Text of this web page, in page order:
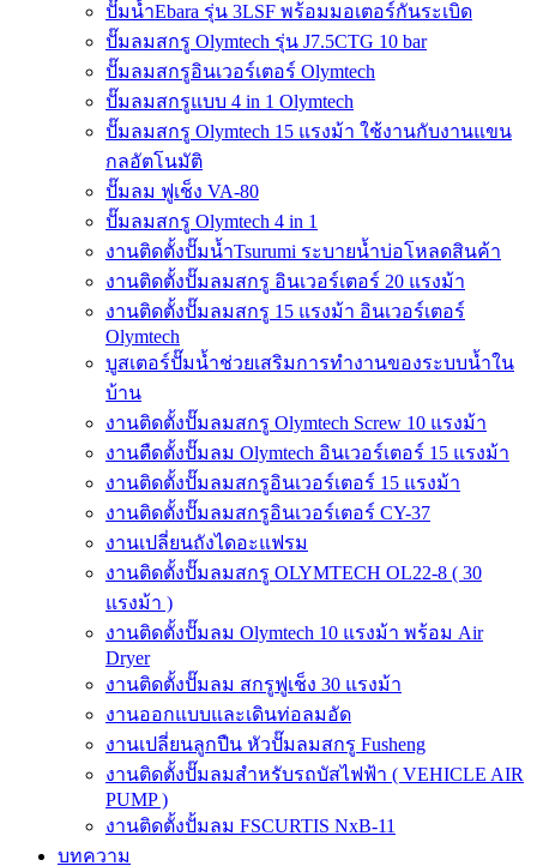
ปั๊มน้ำEbara รุ่น 3LSF พร้อมมอเตอร์กันระเบิด
ปั๊มลมสกรู Olymtech รุ่น J7.5CTG 10 bar
ปั๊มลมสกรูอินเวอร์เตอร์ Olymtech
ปั๊มลมสกรูแบบ 4 in 1 Olymtech
ปั๊มลมสกรู Olymtech 15 แรงม้า ใช้งานกับงานแขน
กลอัตโนมัติ
ปั๊มลม ฟูเช็ง VA-80
ปั๊มลมสกรู Olymtech 4 in 1
งานติดตั้งปั๊มน้ำTsurumi ระบายน้ำบ่อโหลดสินค้า
งานติดตั้งปั๊มลมสกรู อินเวอร์เตอร์ 20 แรงม้า
งานติดตั้งปั๊มลมสกรู 15 แรงม้า อินเวอร์เตอร์
Olymtech
บูสเตอร์ปั๊มน้ำช่วยเสริมการทำงานของระบบน้ำใน
บ้าน
งานติดตั้งปั๊มลมสกรู Olymtech Screw 10 แรงม้า
งานตืดตั้งปั๊มลม Olymtech อินเวอร์เตอร์ 15 แรงม้า
งานติดตั้งปั๊มลมสกรูอินเวอร์เตอร์ 15 แรงม้า
งานติดตั้งปั๊มลมสกรูอินเวอร์เตอร์ CY-37
งานเปลี่ยนถังไดอะแฟรม
งานติดตั้งปั๊มลมสกรู OLYMTECH OL22-8 ( 30
แรงม้า )
งานติดตั้งปั๊มลม Olymtech 10 แรงม้า พร้อม Air
Dryer
งานติดตั้งปั๊มลม สกรูฟูเช็ง 30 แรงม้า
งานออกแบบและเดินท่อลมอัด
งานเปลี่ยนลูกปืน หัวปั๊มลมสกรู Fusheng
งานติดตั้งปั๊มลมสำหรับรถบัสไฟฟ้า ( VEHICLE AIR
PUMP )
งานติดตั้งปั้มลม FSCURTIS NxB-11
บทความ